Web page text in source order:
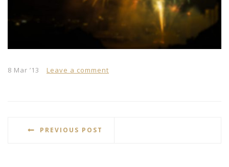
8 Mar ’13 Leave a comment
PREVIOUS POST